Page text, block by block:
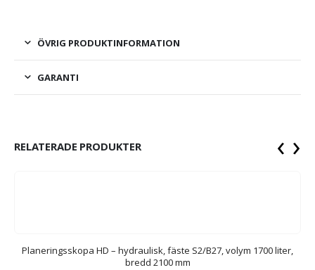
ÖVRIG PRODUKTINFORMATION
GARANTI
RELATERADE PRODUKTER
Planeringsskopa HD – hydraulisk, fäste S2/B27, volym 1700 liter,
bredd 2100 mm
‹ ›